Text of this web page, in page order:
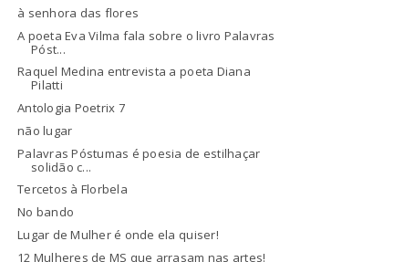
à senhora das flores
A poeta Eva Vilma fala sobre o livro Palavras
Póst...
Raquel Medina entrevista a poeta Diana
Pilatti
Antologia Poetrix 7
não lugar
Palavras Póstumas é poesia de estilhaçar
solidão c...
Tercetos à Florbela
No bando
Lugar de Mulher é onde ela quiser!
12 Mulheres de MS que arrasam nas artes!